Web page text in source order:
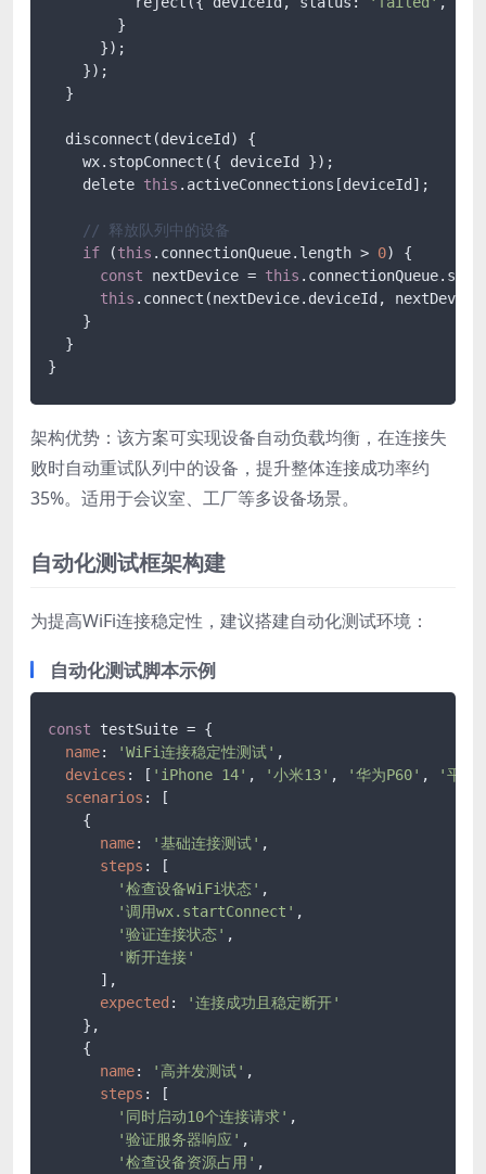
        }
      });
    });
  }
  disconnect(deviceId) {
    wx.stopConnect({ deviceId });
    delete
this .activeConnections[deviceId];
// 释放队列中的设备
if (this .connectionQueue.length > 0) {
const nextDevice = this
this .connect(nextDevice.deviceId,
    }
  }
}
架构优势：该方案可实现设备自动负载均衡，在连接失
败时自动重试队列中的设备，提升整体连接成功率约
35%。适用于会议室、工厂等多设备场景。
自动化测试框架构建
为提高WiFi连接稳定性，建议搭建自动化测试环境：
自动化测试脚本示例
const testSuite = {
name: 'WiFi连接稳定性测试' ,
devices : [ 'iPhone 14' , '小米13' , '华为P60' ,
'平板
scenarios : [
    {
name: '基础连接测试' ,
steps : [
'检查设备WiFi状态' ,
'调用wx.startConnect' ,
'验证连接状态' ,
'断开连接'
      ],
expected :
'连接成功且稳定断开'
    },
    {
name: '高并发测试' ,
steps : [
'同时启动10个连接请求' ,
'验证服务器响应' ,
'检查设备资源占用' ,